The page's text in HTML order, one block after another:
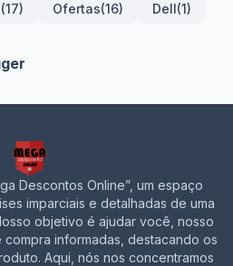
(17) Ofertas(16) Dell(1)
Descontos Online”, um espaço
imparciais e detalhadas de uma
objetivo é ajudar você, nosso
informadas, destacando os
Aqui, nós nos concentramos